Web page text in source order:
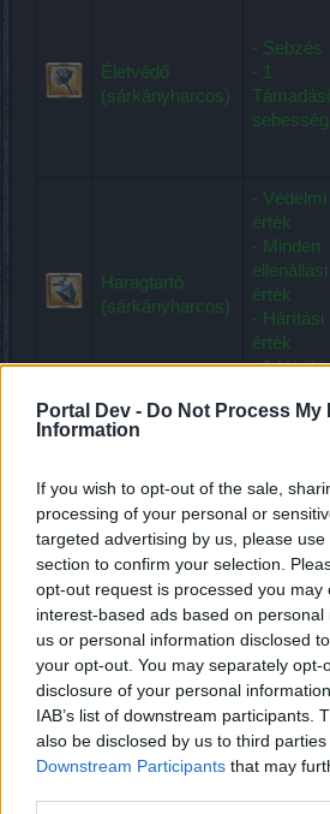
Portal Dev - Do Not Process My
Information
If you wish to opt-out of the sale,
processing of your personal or
targeted advertising by us, please
section to confirm your selection.
opt-out request is processed you may
interest-based ads based on
us or personal information disclosed
your opt-out. You may separately opt-
disclosure of your personal
IAB’s list of downstream participants.
also be disclosed by us to third
Downstream Participants that may
Életvédő
(sárkányharcos)
- Sebzés
- 1
Támadási
sebesség
Haragtartó
(sárkányharcos)
- Védelmi
érték
- Minden
ellenállási
érték
- Hárítási
érték
- 1
A gránátvető
tesója
(törpemester)
- 1
Támadási
sebesség
Gránátőr
(törpemester)
- Védelmi
érték
- Minden
ellenállási
érték
- Hárítási
érték